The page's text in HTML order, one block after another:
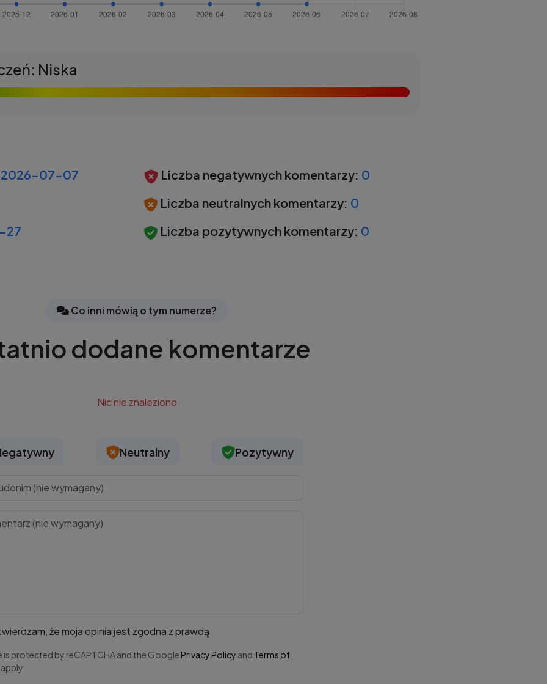
Niska
2026-07-07
27
Liczba negatywnych komentarzy: 0
Liczba neutralnych komentarzy: 0
Liczba pozytywnych komentarzy: 0
Co inni mówią o tym numerze?
dodane komentarze
Nic nie znaleziono
Neutralny Pozytywny
że moja opinia jest zgodna z prawdą
is protected by reCAPTCHA and the Google Privacy Policy and Terms of
apply.